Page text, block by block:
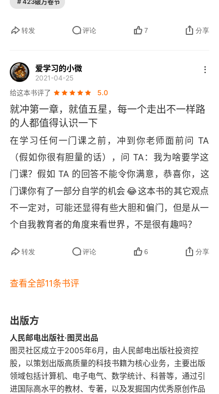
4.2 寻找学习资源
4.2.2 多媒体资源
4.2.3 在线课程
4.2.4 新型工具
4.2.5 理性看待入门级材料
4.3 制订学习计划
4.3.1 明确你的目标
4.4 练习的方法
4.4.3 练后提升
4.4.4 脑内练习
过持续记录与反馈，完成动态的自我校准。边学边
记，不对就改。自学就像在陌生城市用地图
才能不断纠正方向，最终到达目的地。总之，学习
是一场主动的自我奔赴。它从内心出发，在持续行
动、记录与反思中不断调整路径，于探索中收获成
长与心灵的自由。
话，也是白瞎。作者是因为自己优秀所以不必跟学
自己变得如此优秀。这个逻辑关系一定要跟孩子们
讲清楚。到最后，作者劝还在上学的青少年最好还
是完成学业。从这本书可以对学习态度，学习方
法，学习窍门，学习心理有个基础的认识。就算是
成年人，如果已经没了学习的环境却有学习的野
心，也可以拿来读一读。四星推荐，敬终身学习
者。
转发 评论 7 分享
爱学习的小微
2021-04-25
给这本书评了
5.0
就冲第一章，就值五星，每一个走出不一样路
的人都值得认识一下
在学习任何一门课之前，冲到你老师面前问 TA
（假如你很有胆量的话），问 TA：我为啥要学这
门课？假如 TA 的回答不能令你满意，恭喜你，这
门课你有了一部分自学的机会 😂这本书的其它观点
不一定对，可能还显得有些大胆和偏门，但是从一
个自我教育者的角度来看世界，不是很有趣吗？
转发 评论 6 分享
查看全部11条书评
出版方
人民邮电出版社·图灵出品
图灵社区成立于2005年6月，由人民邮电出版社投资控
股，以策划出版高质量的科技书籍为核心业务，主要出版
领域包括计算机、电子电气、数学统计、科普等，通过引
进国际高水平的教材、专著，以及发掘国内优秀原创作品